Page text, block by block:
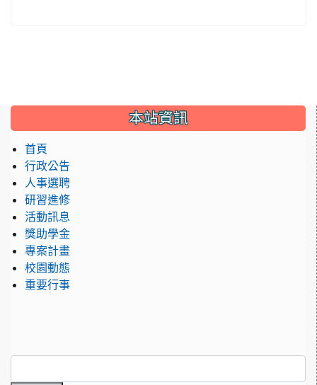
::: 本站資訊
首頁
行政公告
人事選聘
研習進修
活動訊息
獎助學金
專案計畫
校園動態
重要行事